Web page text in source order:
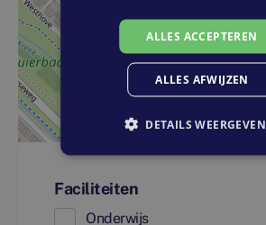
Faciliteiten
Onderwijs
ALLES ACCEPTEREN
ALLES AFWIJZEN
DETAILS WEERGEVEN